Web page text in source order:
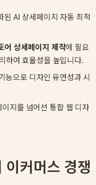
된 AI 상세페이지 자동 최적
어 상세페이지 제작에 필요
하여 효율성을 높입니다.
능으로 디자인 유연성과 시
지를 넘어선 통합 웹 디자
커머스 경쟁